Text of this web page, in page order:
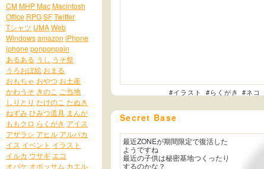
CMMHPMacMacintosh
Office RPGSFTwitter
Tシャツ UMAWeb
Windowsamazon iPhone
iphoneponponpain
あるある うし うそ祭
うろおぼ絵 おまる
おもちゃ おやつ お土産
かわうそ きのこ ご当地
しりとり たけのこ たぬき
ねずみひみつ道具 まんが
ももクロ らくがき アイス
アザラシ アヒル アルパカ
イス イベント イラスト
イルカ ウサギ エコ
オバケ オポッサム カエル
#イラスト #らくがき #ネコ
Secret Base
最近ZONEが期間限定で復活した
ようですね
最近の子供は秘密基地つくったり
するのかな？